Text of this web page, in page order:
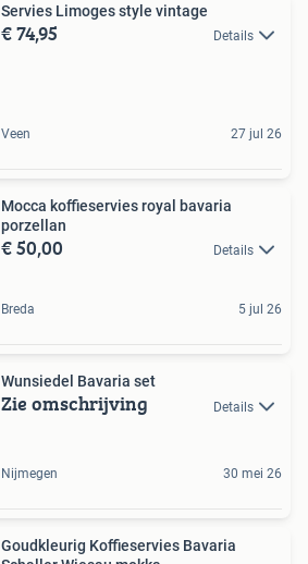
Servies Limoges style vintage
€ 74,95 Details
Veen 27 jul 26
Mocca koffieservies royal bavaria
porzellan
€ 50,00 Details
Breda 5 jul 26
Wunsiedel Bavaria set
Zie omschrijving Details
Nijmegen 30 mei 26
Goudkleurig Koffieservies Bavaria